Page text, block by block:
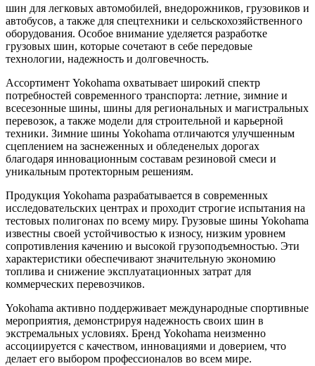
шин для легковых автомобилей, внедорожников, грузовиков и
автобусов, а также для спецтехники и сельскохозяйственного
оборудования. Особое внимание уделяется разработке
грузовых шин, которые сочетают в себе передовые
технологии, надежность и долговечность.
Ассортимент Yokohama охватывает широкий спектр
потребностей современного транспорта: летние, зимние и
всесезонные шины, шины для региональных и магистральных
перевозок, а также модели для строительной и карьерной
техники. Зимние шины Yokohama отличаются улучшенным
сцеплением на заснеженных и обледенелых дорогах
благодаря инновационным составам резиновой смеси и
уникальным протекторным решениям.
Продукция Yokohama разрабатывается в современных
исследовательских центрах и проходит строгие испытания на
тестовых полигонах по всему миру. Грузовые шины Yokohama
известны своей устойчивостью к износу, низким уровнем
сопротивления качению и высокой грузоподъемностью. Эти
характеристики обеспечивают значительную экономию
топлива и снижение эксплуатационных затрат для
коммерческих перевозчиков.
Yokohama активно поддерживает международные спортивные
мероприятия, демонстрируя надежность своих шин в
экстремальных условиях. Бренд Yokohama неизменно
ассоциируется с качеством, инновациями и доверием, что
делает его выбором профессионалов во всем мире.